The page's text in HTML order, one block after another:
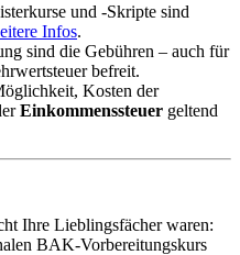
und -Skripte sind
Infos.
sind die Gebühren – auch für
befreit.
Kosten der
Einkommenssteuer geltend
Ihre Lieblingsfächer waren:
BAK-Vorbereitungskurs